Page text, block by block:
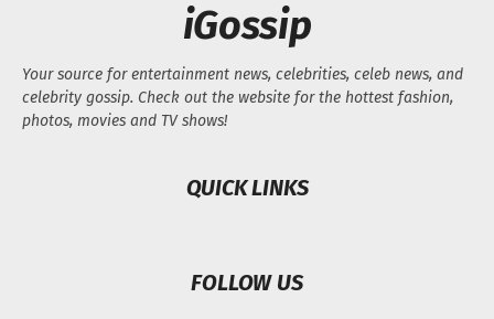
iGossip
Your source for entertainment news, celebrities, celeb news, and
celebrity gossip. Check out the website for the hottest fashion,
photos, movies and TV shows!
QUICK LINKS
FOLLOW US